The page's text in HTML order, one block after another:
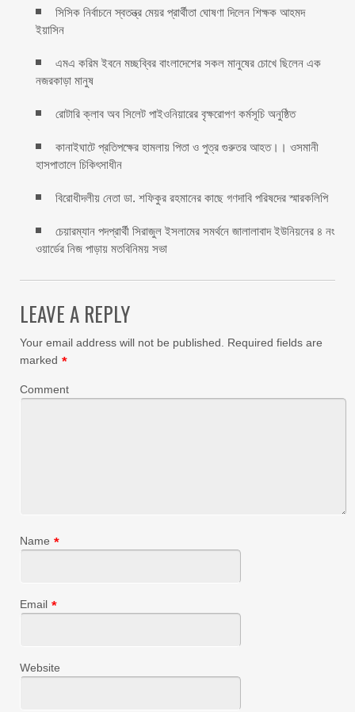
সিসিক নির্বাচনে স্বতন্ত্র মেয়র প্রার্থীতা ঘোষণা দিলেন শিক্ষক আহমদ
ইয়াসিন
এমএ করিম ইবনে মচ্ছব্বির বাংলাদেশের সকল মানুষের চোখে ছিলেন এক
নজরকাড়া মানুষ ‎
রোটারি ক্লাব অব সিলেট পাইওনিয়ারের বৃক্ষরোপণ কর্মসূচি অনুষ্ঠিত
কানাইঘাটে প্রতিপক্ষের হামলায় পিতা ও পুত্র গুরুতর আহত।। ওসমানী
হাসপাতালে চিকিৎসাধীন
বিরোধীদলীয় নেতা ডা. শফিকুর রহমানের কাছে গণদাবি পরিষদের স্মারকলিপি ‎
চেয়ারম্যান পদপ্রার্থী সিরাজুল ইসলামের সমর্থনে জালালাবাদ ইউনিয়নের ৪ নং
ওয়ার্ডের নিজ পাড়ায় মতবিনিময় সভা
LEAVE A REPLY
Your email address will not be published.
Required fields are
marked *
Comment
Name *
Email *
Website